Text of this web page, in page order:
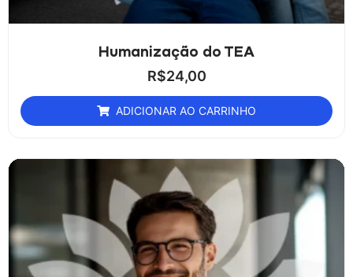
Humanização do TEA
R$24,00
ADICIONAR AO CARRINHO